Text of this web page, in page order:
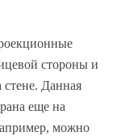
стороны и
стене. Данная
еще на
можно